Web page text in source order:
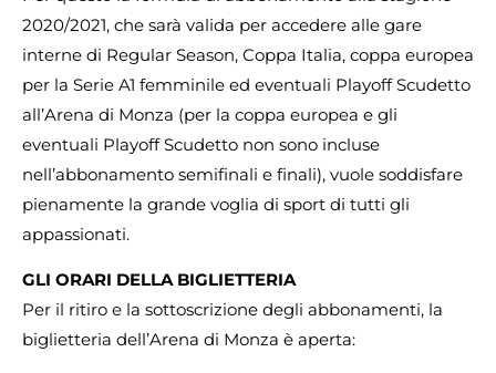
2020/2021, che sarà valida per accedere alle gare
interne di Regular Season, Coppa Italia, coppa europea
per la Serie A1 femminile ed eventuali Playoff Scudetto
all’Arena di Monza (per la coppa europea e gli
eventuali Playoff Scudetto non sono incluse
nell’abbonamento semifinali e finali), vuole soddisfare
pienamente la grande voglia di sport di tutti gli
appassionati.
GLI ORARI DELLA BIGLIETTERIA
Per il ritiro e la sottoscrizione degli abbonamenti, la
biglietteria dell’Arena di Monza è aperta: